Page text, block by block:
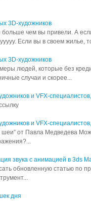
3D-художников
больше чем вы привели. А
Если вы в своем жилье,
3D-художников
людей, которые без
случаи и скорее...
и VFX-
и VFX-
шеи” от Павла Медведева
звука с анимацией в 3ds
обновленную статью по
дня